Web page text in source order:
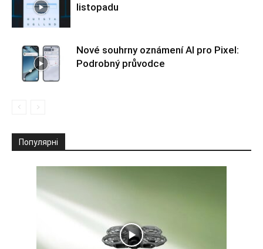
listopadu
Nové souhrny oznámení AI pro Pixel:
Podrobný průvodce
Популярні